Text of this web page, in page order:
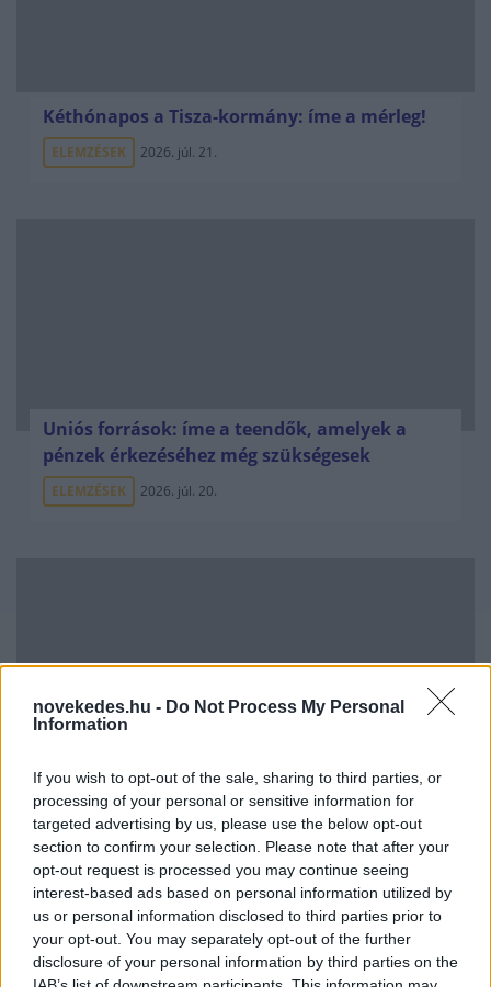
novekedes.hu - Do Not Process My Personal
Information
If you wish to opt-out of the sale, sharing to third parties, or
processing of your personal or sensitive information for
targeted advertising by us, please use the below opt-out
section to confirm your selection. Please note that after your
opt-out request is processed you may continue seeing
interest-based ads based on personal information utilized by
us or personal information disclosed to third parties prior to
your opt-out. You may separately opt-out of the further
disclosure of your personal information by third parties on the
Kéthónapos a Tisza-kormány: íme a mérleg!
ELEMZÉSEK 2026. júl. 21.
Uniós források: íme a teendők, amelyek a
pénzek érkezéséhez még szükségesek
ELEMZÉSEK 2026. júl. 20.
legdrágábbja volt az amerikai foci vb -
gyorsmérleg
HÍREK 2026. júl. 20.